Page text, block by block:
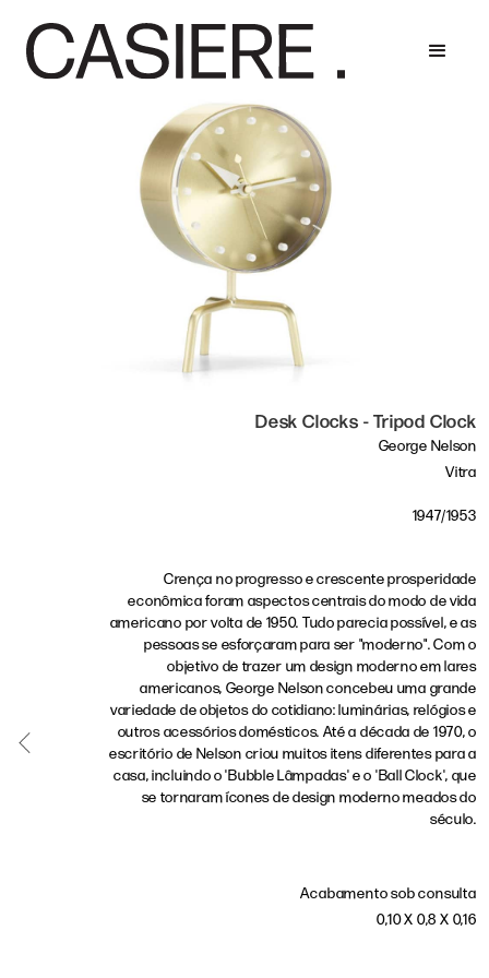
Desk Clocks - Tripod Clock
George Nelson
Vitra
1947/1953
Crença no progresso e crescente prosperidade
econômica foram aspectos centrais do modo de vida
americano por volta de 1950. Tudo parecia possível, e as
pessoas se esforçaram para ser "moderno". Com o
objetivo de trazer um design moderno em lares
americanos, George Nelson concebeu uma grande
variedade de objetos do cotidiano: luminárias, relógios e
outros acessórios domésticos. Até a década de 1970, o
escritório de Nelson criou muitos itens diferentes para a
casa, incluindo o 'Bubble Lâmpadas' e o 'Ball Clock', que
se tornaram ícones de design moderno meados do
século.
Acabamento sob consulta
0,10 X 0,8 X 0,16